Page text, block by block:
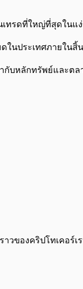
เทรดที่ใหญ่ที่สุดใน
ในประเทศภายใ
หลักทรัพย์และตล
วของคริปโทเคอร์